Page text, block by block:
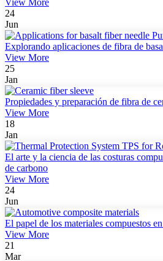
24
Jun
Explorando aplicaciones de fibra de
View More
25
Jan
Propiedades y preparación de fibra de
View More
18
Jan
El arte y la ciencia de las costuras
de carbono
View More
24
Jun
El papel de los materiales compuestos
View More
21
Mar